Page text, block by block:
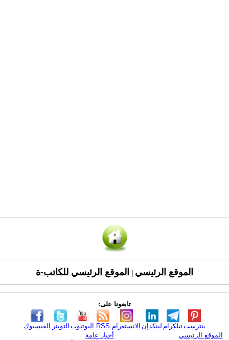
الموقع الرئيسي الموقع الرئيسي للكاتب-ة
تابعونا على:
الفيسبوك التويتر اليوتيوب RSS الانستغرام لينكدإن تيلكرامبنترست
الموقع الرئيسي
أخبار عامة